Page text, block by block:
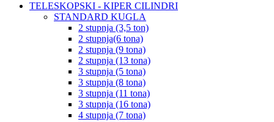
TELESKOPSKI - KIPER CILINDRI
STANDARD KUGLA
2 stupnja (3,5 ton)
2 stupnja(6 tona)
2 stupnja (9 tona)
2 stupnja (13 tona)
3 stupnja (5 tona)
3 stupnja (8 tona)
3 stupnja (11 tona)
3 stupnja (16 tona)
4 stupnja (7 tona)